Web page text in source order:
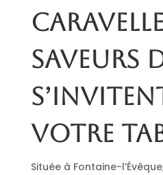
saveurs
votre
Située à Fontaine-